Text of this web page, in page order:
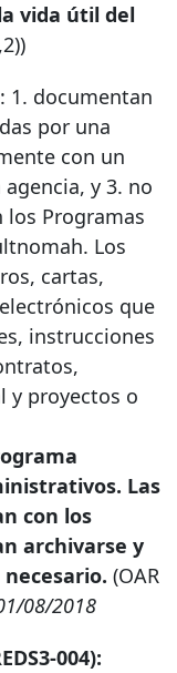
vida útil del
1. documentan
por una
con un
y 3. no
los Programas
Los
cartas,
que
instrucciones
y proyectos o
Las
con los
archivarse y
(OAR
08/2018
004):